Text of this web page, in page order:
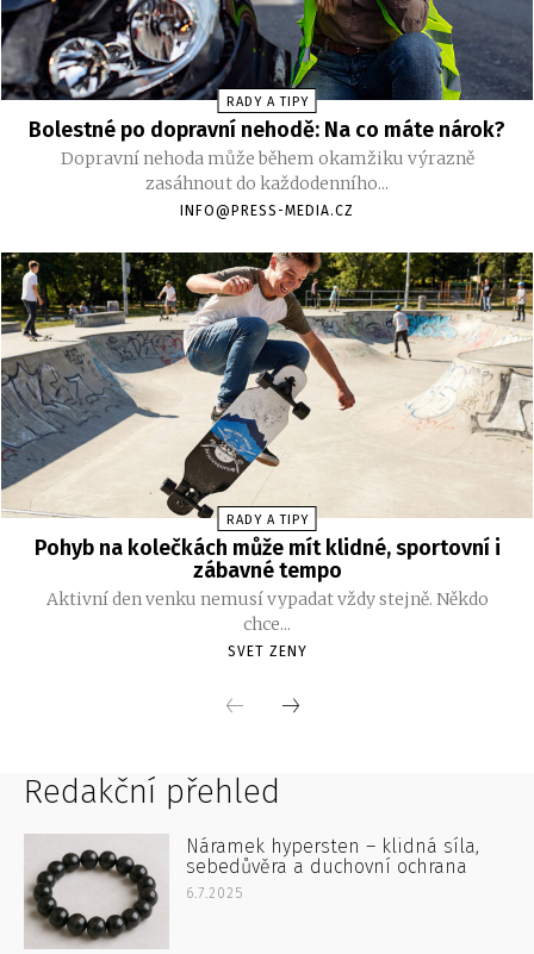
Redakční přehled
Náramek hypersten – klidná síla,
sebedůvěra a duchovní ochrana
6.7.2025